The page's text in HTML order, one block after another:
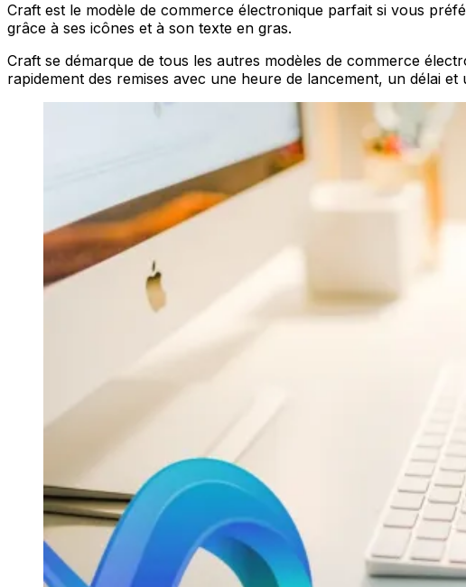
Craft est le modèle de commerce électronique parfait si vous
grâce à ses icônes et à son texte en gras.
Craft se démarque de tous les autres modèles de commerce
rapidement des remises avec une heure de lancement, un délai